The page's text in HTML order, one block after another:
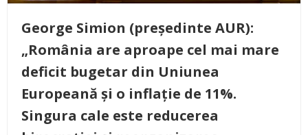
George Simion (președinte AUR):
„România are aproape cel mai mare
deficit bugetar din Uniunea
Europeană și o inflație de 11%.
Singura cale este reducerea